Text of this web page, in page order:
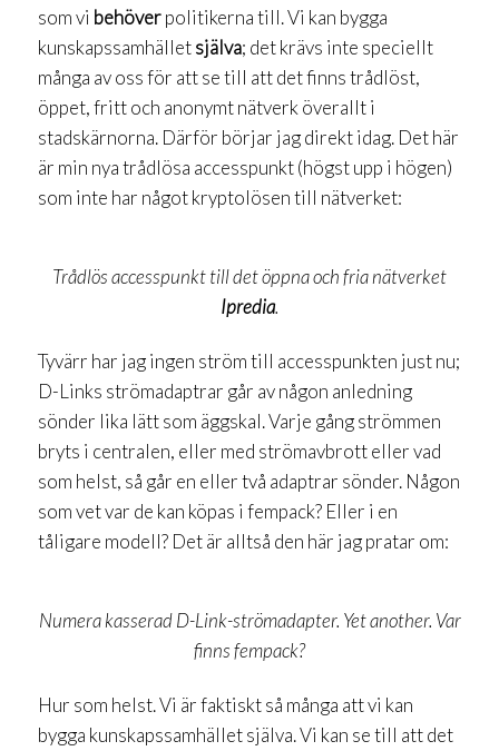
som vi behöverpolitikerna till. Vi kan bygga
kunskapssamhälletsjälva; det krävs inte speciellt
många av oss för att se till att det finns trådlöst,
öppet, fritt och anonymt nätverk överallt i
stadskärnorna. Därför börjar jag direkt idag. Det här
är min nya trådlösa accesspunkt (högst upp i högen)
som inte har något kryptolösen till nätverket:
Trådlös accesspunkt till det öppna och fria nätverket
Ipredia.
Tyvärr har jag ingen ström till accesspunkten just nu;
D-Links strömadaptrar går av någon anledning
sönder lika lätt som äggskal. Varje gång strömmen
bryts i centralen, eller med strömavbrott eller vad
som helst, så går en eller två adaptrar sönder. Någon
som vet var de kan köpas i fempack? Eller i en
tåligare modell? Det är alltså den här jag pratar om:
Numera kasserad D-Link-strömadapter. Yet another. Var
finns fempack?
Hur som helst. Vi är faktiskt så många att vi kan
bygga kunskapssamhället själva. Vi kan se till att det